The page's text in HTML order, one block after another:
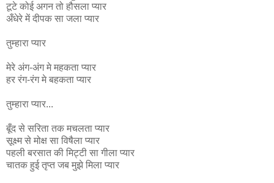
टूटे कोई अगन तो हौसला प्यार
अँधेरे में दीपक सा जला प्यार
तुम्हारा प्यार
मेरे अंग-अंग मे महकता प्यार
हर रंग-रंग मे बहकता प्यार
तुम्हारा प्यार...
बूँद से सरिता तक मचलता प्यार
सूक्ष्म से मोक्ष सा विषैला प्यार
पहली बरसात की मिट्टी सा गीला प्यार
चातक हुई तृप्त जब मुझे मिला प्यार